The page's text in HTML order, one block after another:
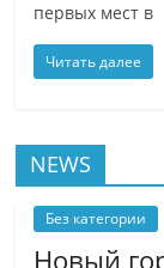
первых мест в
Читать далее
NEWS
Без категории
Новый